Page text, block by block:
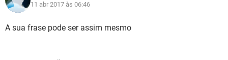
11 abr 2017 às 06:46
A sua frase pode ser assim mesmo